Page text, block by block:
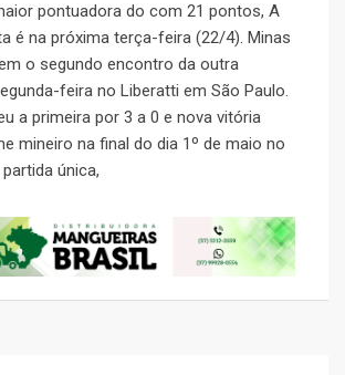
pontuadora do com 21 pontos, A
é na próxima terça-feira (22/4). Minas
o segundo encontro da outra
feira no Liberatti em São Paulo.
a primeira por 3 a 0 e nova vitória
mineiro na final do dia 1º de maio no
única,